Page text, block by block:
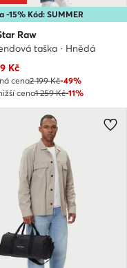
-15% Kód: SUMMER
Raw
taška · Hnědá
cena
Kč
cena2 199 Kč-49%
cena1 259 Kč-11%